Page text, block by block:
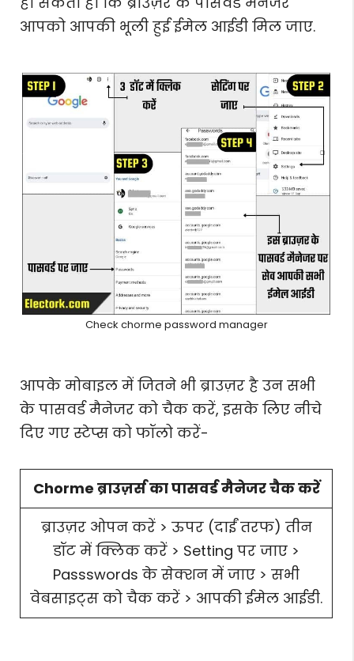
आपको आपकी भूली हुई ईमेल आईडी मिल जाए.
Check chorme password manager
आपके मोबाइल में जितने भी ब्राउज़र है उन सभी
के पासवर्ड मैनेजर को चैक करें, इसके लिए नीचे
दिए गए स्टेप्स को फॉलो करें-
Chorme ब्राउज़र्स का पासवर्ड मैनेजर चैक करें
ब्राउज़र ओपन करें > ऊपर (दाईं तरफ) तीन
डॉट में क्लिक करें > Setting पर जाए >
Passswords के सेक्शन में जाए > सभी
वेबसाइट्स को चैक करें > आपकी ईमेल आईडी.